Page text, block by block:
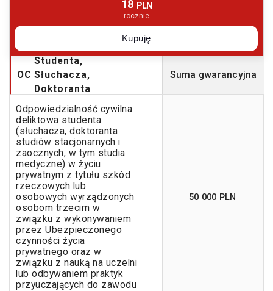
18 PLN
rocznie
Kupuję
OC
Studenta,
Słuchacza,
Doktoranta
Suma gwarancyjna
Odpowiedzialność cywilna
deliktowa studenta
(słuchacza, doktoranta
studiów stacjonarnych i
zaocznych, w tym studia
medyczne) w życiu
prywatnym z tytułu szkód
rzeczowych lub
osobowych wyrządzonych
osobom trzecim w
związku z wykonywaniem
przez Ubezpieczonego
czynności życia
prywatnego oraz w
związku z nauką na uczelni
lub odbywaniem praktyk
przyuczających do zawodu
50 000 PLN